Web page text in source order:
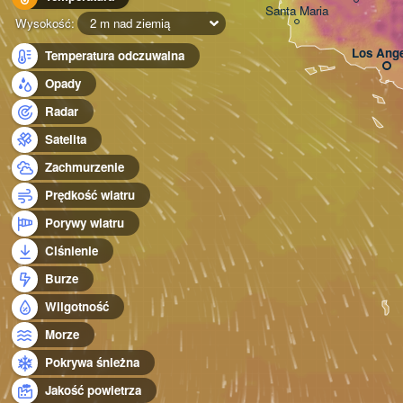
Wysokość:
2 m nad ziemią
Temperatura odczuwalna
Opady
Radar
Satelita
Zachmurzenie
Prędkość wiatru
Porywy wiatru
Ciśnienie
Burze
Wilgotność
Morze
Pokrywa śnieżna
Jakość powietrza
Los
Santa Maria